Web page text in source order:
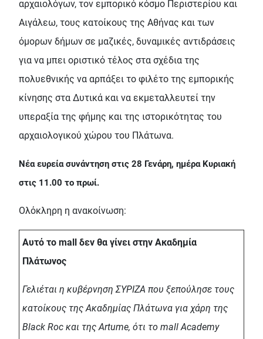
αρχαιολόγων, τον εμπορικό κόσμο Περιστερίου και
Αιγάλεω, τους κατοίκους της Αθήνας και των
όμορων δήμων σε μαζικές, δυναμικές αντιδράσεις
για να μπει οριστικό τέλος στα σχέδια της
πολυεθνικής να αρπάξει το φιλέτο της εμπορικής
κίνησης στα Δυτικά και να εκμεταλλευτεί την
υπεραξία της φήμης και της ιστορικότητας του
αρχαιολογικού χώρου του Πλάτωνα.
Νέα ευρεία συνάντηση στις 28 Γενάρη, ημέρα Κυριακή
στις 11.00 το πρωί.
Ολόκληρη η ανακοίνωση:
Αυτό το mall δεν θα γίνει στην Ακαδημία
Πλάτωνος
Γελιέται η κυβέρνηση ΣΥΡΙΖΑ που ξεπούλησε τους
κατοίκους της Ακαδημίας Πλάτωνα για χάρη της
Black Roc και της Artume, ότι το mall Academy